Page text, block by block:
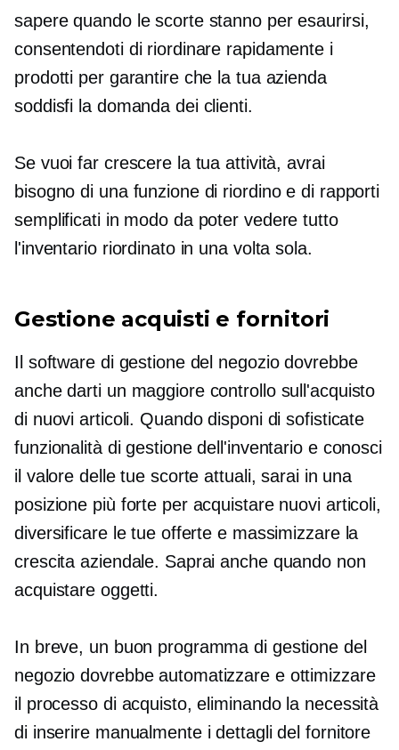
sapere quando le scorte stanno per esaurirsi,
consentendoti di riordinare rapidamente i
prodotti per garantire che la tua azienda
soddisfi la domanda dei clienti.
Se vuoi far crescere la tua attività, avrai
bisogno di una funzione di riordino e di rapporti
semplificati in modo da poter vedere tutto
l'inventario riordinato in una volta sola.
Gestione acquisti e fornitori
Il software di gestione del negozio dovrebbe
anche darti un maggiore controllo sull'acquisto
di nuovi articoli. Quando disponi di sofisticate
funzionalità di gestione dell'inventario e conosci
il valore delle tue scorte attuali, sarai in una
posizione più forte per acquistare nuovi articoli,
diversificare le tue offerte e massimizzare la
crescita aziendale. Saprai anche quando non
acquistare oggetti.
In breve, un buon programma di gestione del
negozio dovrebbe automatizzare e ottimizzare
il processo di acquisto, eliminando la necessità
di inserire manualmente i dettagli del fornitore